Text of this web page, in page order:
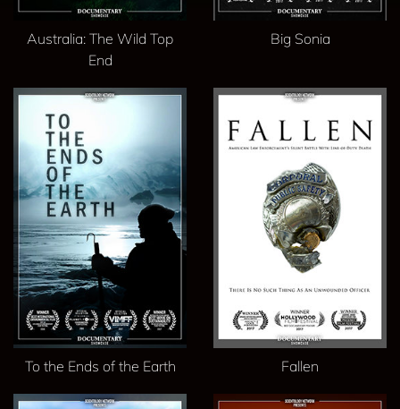
Australia: The Wild Top
End
Big Sonia
To the Ends of the Earth Fallen